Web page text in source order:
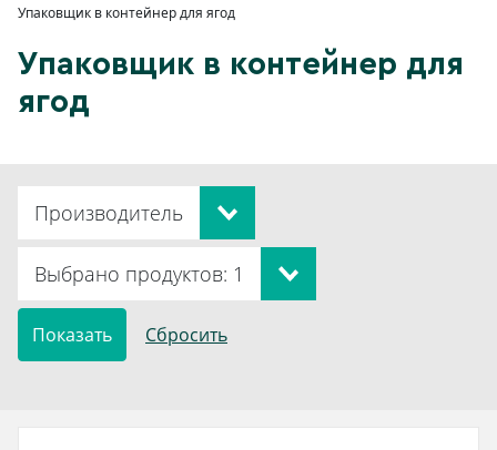
Упаковщик в контейнер для ягод
Упаковщик в контейнер для
ягод
Производитель
Выбрано продуктов: 1